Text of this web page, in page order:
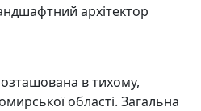
архітектор
в тихому,
області. Загальна